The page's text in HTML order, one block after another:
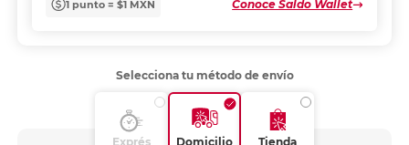
1 punto = $1 MXN Conoce Saldo Wallet
Selecciona tu método de envío
Exprés Domicilio Tienda